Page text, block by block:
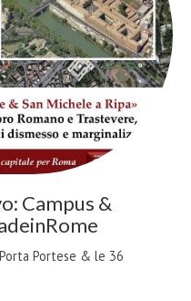
Campus &
Portese & le 36